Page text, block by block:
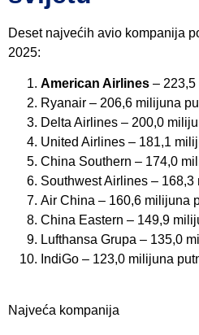
Deset najvećih avio kompanija
2025:
American Airlines –
Ryanair – 206,6 milijuna
Delta Airlines – 200,0
United Airlines – 181,1
China Southern – 174,0
Southwest Airlines – 168,3
Air China – 160,6 milijuna
China Eastern – 149,9
Lufthansa Grupa – 135,0
IndiGo – 123,0 milijuna
Najveća kompanija